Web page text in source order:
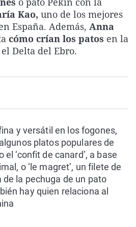
La rosa de los vientos
Gente viajera
Como el perro y el
Caso
Retornados
Equipo de
Extremadura
Galicia
La Rioja
País Vasco
Virales
Televisión
Elecciones
Kao, uno de los mejores
España. Además, Anna
cómo crían los patos en la
Delta del Ebro.
y versátil en los fogones,
platos populares de
‘confit de canard’, a base
o ‘le magret’, un filete de
la pechuga de un pato
hay quien relaciona al